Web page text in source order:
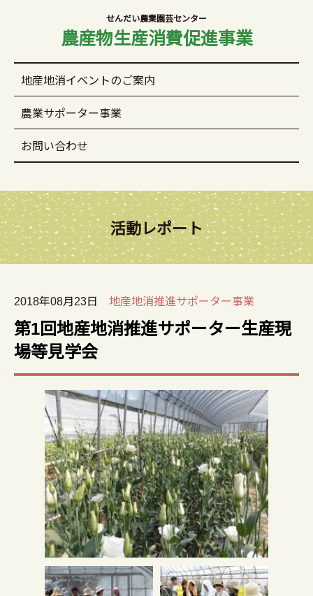
せんだい農業園芸センター
農産物生産消費促進事業
地産地消イベントのご案内
農業サポーター事業
お問い合わせ
活動レポート
2018年08月23日 地産地消推進サポーター事業
第1回地産地消推進サポーター生産現
場等見学会